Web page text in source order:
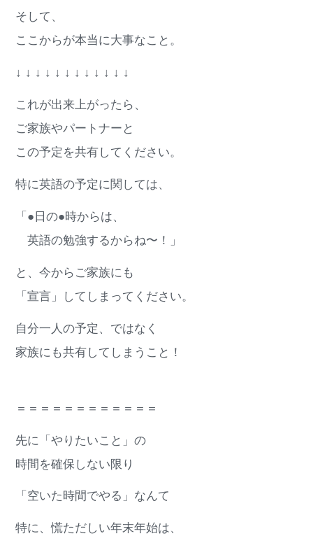
そして、
ここからが本当に大事なこと。
↓ ↓ ↓ ↓ ↓ ↓ ↓ ↓ ↓ ↓ ↓ ↓
これが出来上がったら、
ご家族やパートナーと
この予定を共有してください。
特に英語の予定に関しては、
「●日の●時からは、
英語の勉強するからね〜！」
と、今からご家族にも
「宣言」してしまってください。
自分一人の予定、ではなく
家族にも共有してしまうこと！
＝＝＝＝＝＝＝＝＝＝＝＝
先に「やりたいこと」の
時間を確保しない限り
「空いた時間でやる」なんて
特に、慌ただしい年末年始は、